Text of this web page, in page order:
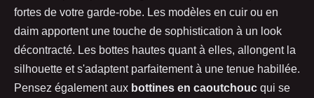
fortes de votre garde-robe. Les modèles en cuir ou en
daim apportent une touche de sophistication à un look
décontracté. Les bottes hautes quant à elles, allongent la
silhouette et s'adaptent parfaitement à une tenue habillée.
Pensez également aux bottines en caoutchouc qui se